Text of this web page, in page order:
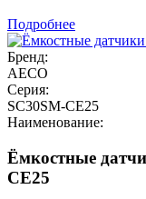
Подробнее
Бренд:
AECO
Серия:
SC30SM-CE25
Наименование:
Ёмкостные
CE25